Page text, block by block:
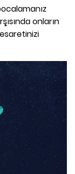
onların